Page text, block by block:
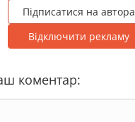
Підписатися на автора
Відключити рекламу
коментар: